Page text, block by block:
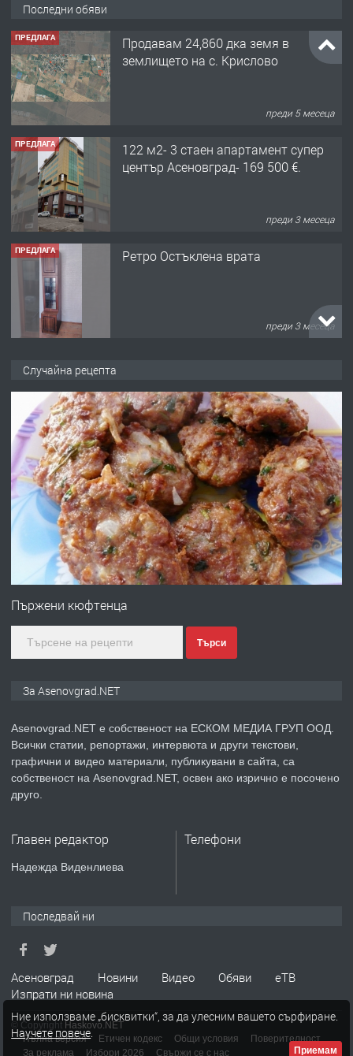
Последни обяви
ПРЕДЛАГА
Продавам 24,860 дка земя в
землището на с. Крислово
преди 5 месеца
ПРЕДЛАГА
122 м2- 3 стаен апартамент супер
център Асеновград- 169 500 €.
преди 3 месеца
ПРЕДЛАГА Ретро Остъклена врата
преди 3 месеца
преди 10 месеца
ПРЕДЛАГА
Професионална броячна машина -
със сертификат от ЕЦБ
преди 1 година
ПРЕДЛАГА
Професионална зеленчукорезачка
преди 2 години
ПРЕДЛАГА
Давам индивидуалани уроци по
ремонт на покриви
ПРЕДЛАГА
Висококачествени Целофанови
Пликове - СКОРПИОПЛАСТ
Случайна рецепта
Пържени кюфтенца
Търси
За Asenovgrad.NET
Asenovgrad.NET е собственост на ЕСКОМ МЕДИА ГРУП ООД.
Всички статии, репортажи, интервюта и други текстови,
графични и видео материали, публикувани в сайта, са
собственост на Asenovgrad.NET, освен ако изрично е посочено
друго.
Главен редактор
Надежда Виденлиева
Телефони
Последвай ни
Асеновград Новини Видео Обяви
еТВ
Изпрати ни новина
© Copyright Haskovo.NET
Пълна версия
Етичен кодекс Общи условия
Поверителност
За реклама
Избори 2026 Свържи се с нас
Ние използваме „бисквитки“, за да улесним вашето сърфиране.
Научете повече.
Приемам